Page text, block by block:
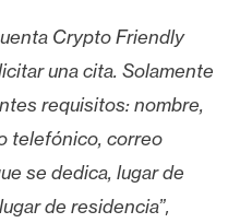
Crypto Friendly
una cita. Solamente
requisitos: nombre,
telefónico, correo
se dedica, lugar de
de residencia”,